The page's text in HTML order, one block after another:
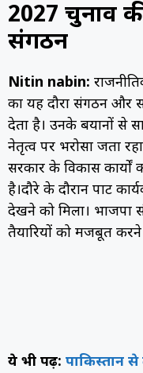
2027 चुनाव
संगठन
Nitin nabin:
का यह दौरा संगठन और
देता है। उनके बयानों से
नेतृत्व पर भरोसा जता
सरकार के विकास कार्यों
है।दौरे के दौरान पार्टी
देखने को मिला।
तैयारियों को मजबूत
ये भी पढ़ें: पाकिस्तान